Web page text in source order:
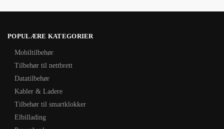
POPULÆRE KATEGORIER
Mobiltilbehør
Tilbehør til nettbrett
Datatilbehør
Kabler & Ladere
Tilbehør til smartklokker
Elbillading